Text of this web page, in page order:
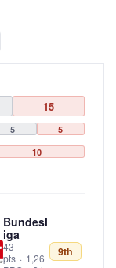
15
5 5
10
Bundesl
iga
43
pts · 1,26
9th